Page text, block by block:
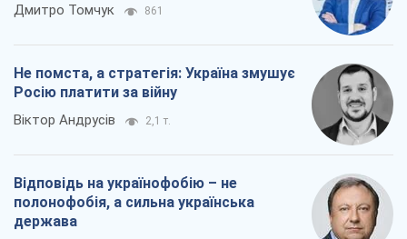
Дмитро Томчук 861
Не помста, а стратегія: Україна змушує
Росію платити за війну
Віктор Андрусів 2,1 т.
Відповідь на українофобію – не
полонофобія, а сильна українська
держава